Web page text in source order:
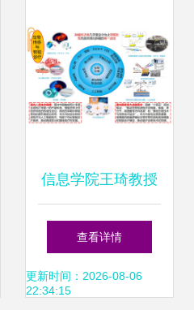
信息学院王琦教授
获批国家科技重大
专项 助力信息科技
查看详情
更新时间：2026-08-06
22:34:15